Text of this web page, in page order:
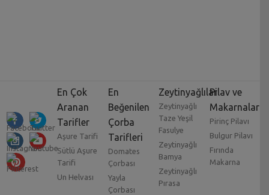
En Çok
Aranan
Tarifler
Aşure Tarifi
Sütlü Aşure
Tarifi
Un Helvası
En
Beğenilen
Çorba
Tarifleri
Domates
Çorbası
Yayla
Çorbası
Zeytinyağlılar
Zeytinyağlı
Taze Yeşil
Fasulye
Zeytinyağlı
Bamya
Zeytinyağlı
Pırasa
Pilav ve
Makarnalar
Pirinç Pilavı
Bulgur Pilavı
Fırında
Makarna